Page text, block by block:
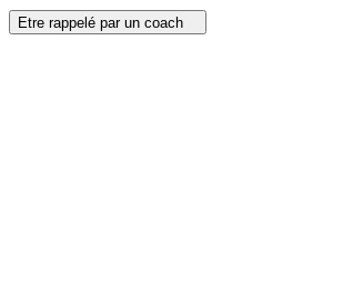
Etre rappelé par un coach